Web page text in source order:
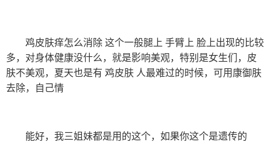
鸡皮肤痒怎么消除 这个一般腿上 手臂上 脸上出现的比较
多，对身体健康没什么，就是影响美观，特别是女生们，皮
肤不美观，夏天也是有 鸡皮肤 人最难过的时候，可用康御肤
去除，自己情
能好，我三姐妹都是用的这个，如果你这个是遗传的